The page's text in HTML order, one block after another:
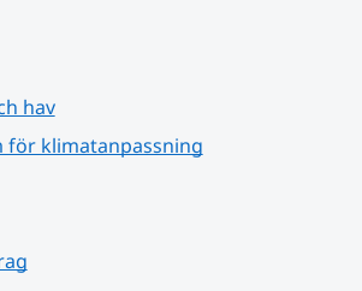
hav
för klimatanpassning